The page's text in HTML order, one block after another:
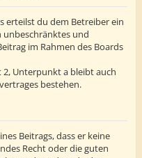
erteilst du dem Betreiber ein
unbeschränktes und
im Rahmen des Boards
Unterpunkt a bleibt auch
bestehen.
Beitrags, dass er keine
Recht oder die guten